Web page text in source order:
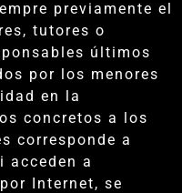
previamente el
tutores o
últimos
por los menores
en la
concretos a los
corresponde a
acceden a
Internet, se